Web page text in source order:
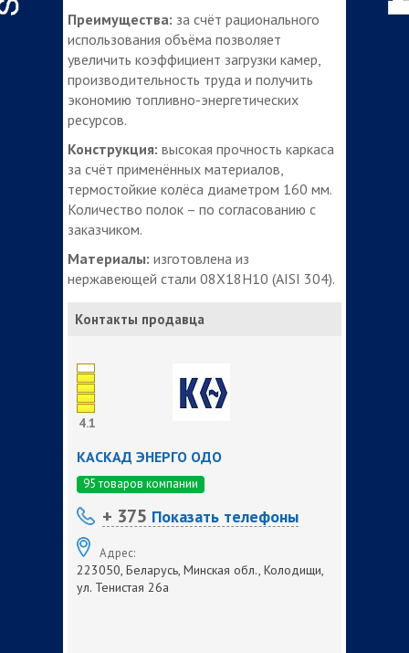
Преимущества: за счёт рационального
использования объёма позволяет
увеличить коэффициент загрузки камер,
производительность труда и получить
экономию топливно-энергетических
ресурсов.
Конструкция: высокая прочность каркаса
за счёт применённых материалов,
термостойкие колёса диаметром 160 мм.
Количество полок – по согласованию с
заказчиком.
Материалы: изготовлена из
нержавеющей стали 08Х18Н10 (AISI 304).
Контакты продавца
4.1
КАСКАД ЭНЕРГО ОДО
95 товаров компании
+ 375 Показать телефоны
Адрес:
223050, Беларусь, Минская обл., Колодищи,
ул. Тенистая 26а